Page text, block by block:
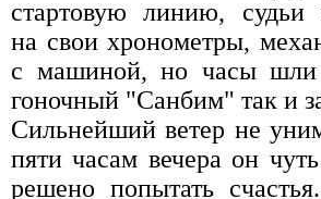
стартовую линию, судьи
на свои хронометры,
с машиной, но часы шли
гоночный "Санбим" так и
Сильнейший ветер не
пяти часам вечера он
решено попытать